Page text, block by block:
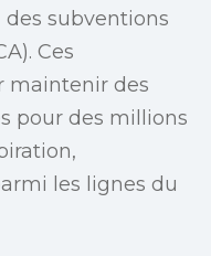
subventions
Ces
maintenir des
pour des millions
les lignes du